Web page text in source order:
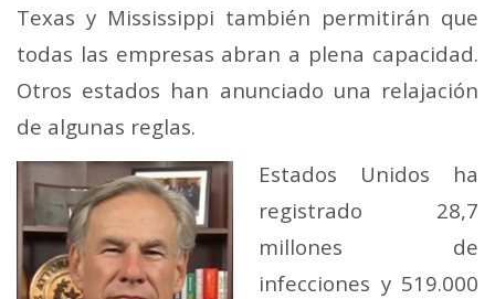
Texas y Mississippi también permitirán que
todas las empresas abran a plena capacidad.
Otros estados han anunciado una relajación
de algunas reglas.
Estados Unidos ha
registrado 28,7
millones de
infecciones y 519.000